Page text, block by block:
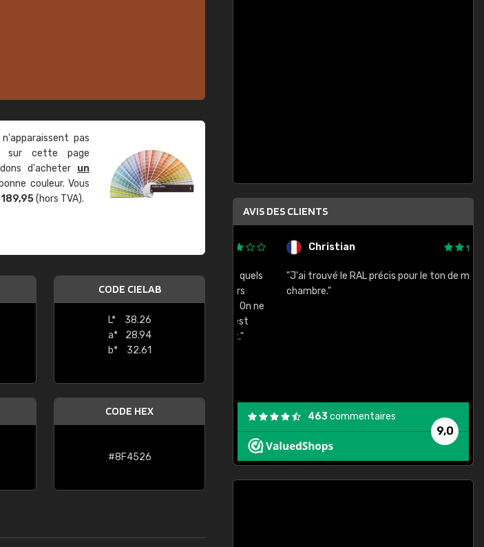
pas
sur cette page
d'acheter un
couleur. Vous
(hors TVA).
CODE CIELAB
L*
38.26
a*
28.94
b*
32.61
CODE HEX
#8F4526
AVIS DES CLIENTS
"Le site ne permet pas de voir clairement quels
sont les produits disponibles. Il y a plusieurs
palettes de couleurs: Classic, Design, etc. On ne
comprend pas qui est quoi. La livraison s'est
bien passé et le produit reçu me convient."
Christian
"J'ai trouvé le RAL précis pour le ton de ma
chambre."
9,0
463commentaires